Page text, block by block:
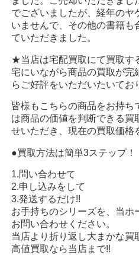
でございましたが、経年のヤ
いませんで、その他の書籍も
ていただきました。
★当店は宅配買取にて買取す
宅にいながら商品の買取が完
らご好評をいただいたいてお
皆様もこちらの商品をお持
は商品の価値を判断できる買
せいただき、現在の買取価格
●買取方法は簡単3ステップ！
1.問い合わせて
2.申し込みをして
3.発送するだけ!!
お手持ちのシリーズを、当ホ
お問い合わせください。
当店より折り返し大まかな買
高値買取なら当店まで!!